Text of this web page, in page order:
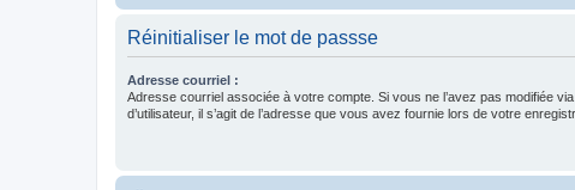
Réinitialiser le mot de passse
Adresse courriel :
Adresse courriel associée à votre compte. Si vous ne l’avez pas modifiée
d’utilisateur, il s’agit de l’adresse que vous avez fournie lors de votre